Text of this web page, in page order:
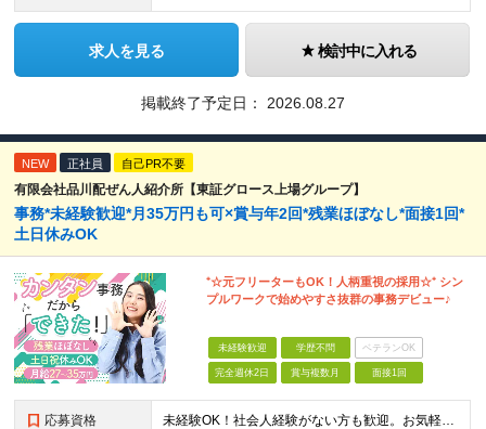
求人を見る 検討中に入れる
掲載終了予定日： 2026.08.27
NEW 正社員 自己PR不要
有限会社品川配ぜん人紹介所【東証グロース上場グループ】
事務*未経験歓迎*月35万円も可×賞与年2回*残業ほぼなし*面接1回*
土日休みOK
⁺☆元フリーターもOK！人柄重視の採用☆⁺ シン
プルワークで始めやすさ抜群の事務デビュー♪
未経験歓迎 学歴不問 ベテランOK
完全週休2日 賞与複数月 面接1回
応募資格 未経験OK！社会人経験がない方も歓迎。お気軽にご応募ください！【面接1回】 ★基本的なPCスキルをお持ちの方 ※学歴不問 ※第二新卒の方やブランクがある方もお気軽にご応募ください！ 【以下のような